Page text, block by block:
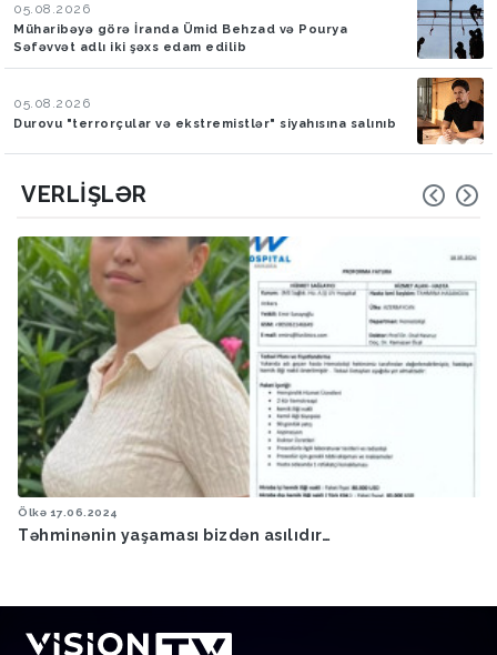
05.08.2026
Müharibəyə görə İranda Ümid Behzad və Pourya
Səfəvvət adlı iki şəxs edam edilib
05.08.2026
Durovu "terrorçular və ekstremistlər" siyahısına salınıb
VERLIŞLƏR
Ölkə 17.06.2024
Təhminənin yaşaması bizdən asılıdır…